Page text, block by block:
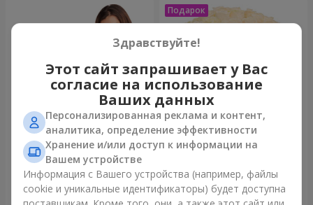
151 красная роза
14 289 грн
Букет "Очей очарованье"
4 074 грн
Здравствуйте!
Этот сайт запрашивает у Вас
согласие на использование
Ваших данных
Персонализированная реклама и контент,
аналитика, определение эффективности
Хранение и/или доступ к информации на
Вашем устройстве
Информация с Вашего устройства (например, файлы
cookie и уникальные идентификаторы) будет доступна